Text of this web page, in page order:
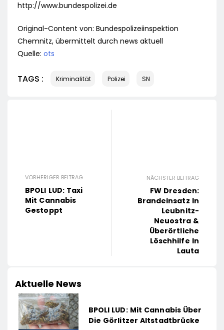
http://www.bundespolizei.de
Original-Content von: Bundespolizeiinspektion
Chemnitz, übermittelt durch news aktuell
Quelle: ots
TAGS : Kriminalität Polizei SN
VORHERIGER BEITRAG
BPOLI LUD: Taxi
Mit Cannabis
Gestoppt
NÄCHSTER BEITRAG
FW Dresden:
Brandeinsatz In
Leubnitz-
Neuostra &
Überörtliche
Löschhilfe In
Lauta
Aktuelle News
BPOLI LUD: Mit Cannabis Über
Die Görlitzer Altstadtbrücke